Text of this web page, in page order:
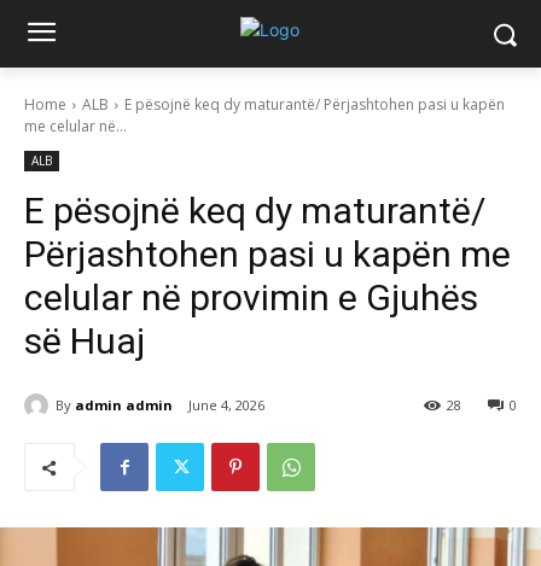
Home ALB
E pësojnë keq dy maturantë/ Përjashtohen pasi u kapën
me celular në...
ALB
E pësojnë keq dy maturantë/
Përjashtohen pasi u kapën me
celular në provimin e Gjuhës
së Huaj
By admin admin June 4, 2026 0
28